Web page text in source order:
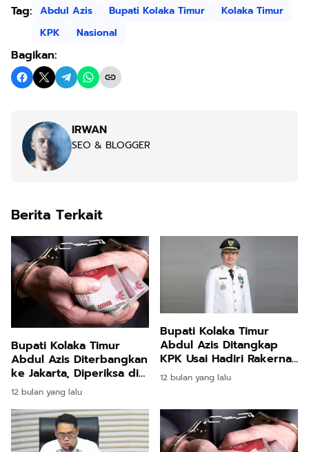
Tag: Abdul Azis Bupati Kolaka Timur
Kolaka Timur
KPK
Nasional
Bagikan:
IRWAN
SEO & BLOGGER
Berita Terkait
Bupati Kolaka Timur
Abdul Azis Diterbangkan
ke Jakarta, Diperiksa di
Gedung Merah Putih KPK
12 bulan yang lalu
Bupati Kolaka Timur
Abdul Azis Ditangkap
KPK Usai Hadiri Rakernas
NasDem di Makassar
12 bulan yang lalu